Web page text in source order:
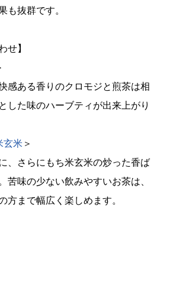
も抜群です。
せ】
感ある香りのクロモジと煎茶は相
した味のハーブティが出来上がり
玄米＞
、さらにもち米玄米の炒った香ば
苦味の少ない飲みやすいお茶は、
方まで幅広く楽しめます。